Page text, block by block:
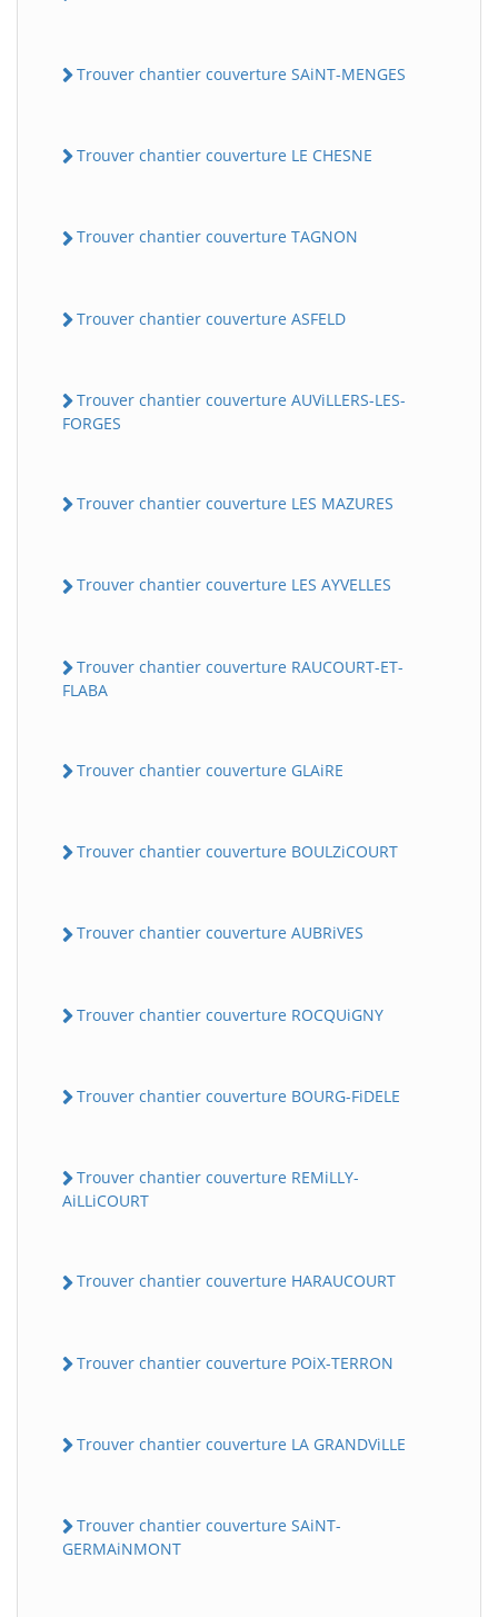
Trouver chantier couverture SAiNT-MENGES
Trouver chantier couverture LE CHESNE
Trouver chantier couverture TAGNON
Trouver chantier couverture ASFELD
Trouver chantier couverture AUViLLERS-LES-
FORGES
Trouver chantier couverture LES MAZURES
Trouver chantier couverture LES AYVELLES
Trouver chantier couverture RAUCOURT-ET-
FLABA
Trouver chantier couverture GLAiRE
Trouver chantier couverture BOULZiCOURT
Trouver chantier couverture AUBRiVES
Trouver chantier couverture ROCQUiGNY
Trouver chantier couverture BOURG-FiDELE
Trouver chantier couverture REMiLLY-
AiLLiCOURT
Trouver chantier couverture HARAUCOURT
Trouver chantier couverture POiX-TERRON
Trouver chantier couverture LA GRANDViLLE
Trouver chantier couverture SAiNT-
GERMAiNMONT